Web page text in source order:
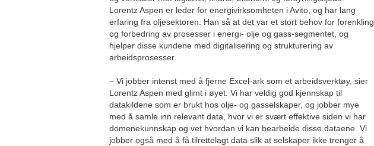
Lorentz Aspen er leder for energivirksomheten i Avito, og har lang
erfaring fra oljesektoren. Han så at det var et stort behov for forenkling
og forbedring av prosesser i energi- olje og gass-segmentet, og
hjelper disse kundene med digitalisering og strukturering av
arbeidsprosesser.
– Vi jobber intenst med å fjerne Excel-ark som et arbeidsverktøy, sier
Lorentz Aspen med glimt i øyet. Vi har veldig god kjennskap til
datakildene som er brukt hos olje- og gasselskaper, og jobber mye
med å samle inn relevant data, hvor vi er svært effektive siden vi har
domenekunnskap og vet hvordan vi kan bearbeide disse dataene. Vi
jobber også med å få tilrettelagt data slik at selskaper ikke trenger å